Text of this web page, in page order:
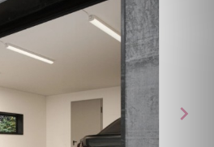
chevron_right